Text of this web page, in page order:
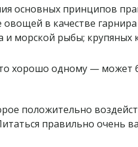
основных принципов
в качестве
морской рыбы; крупяных
хорошо одному — может
положительно
правильно очень